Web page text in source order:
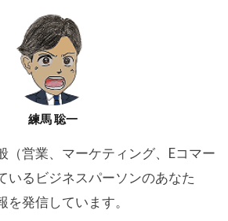
練馬 聡一
（営業、マーケティング、Eコマー
いるビジネスパーソンのあなた
発信しています。